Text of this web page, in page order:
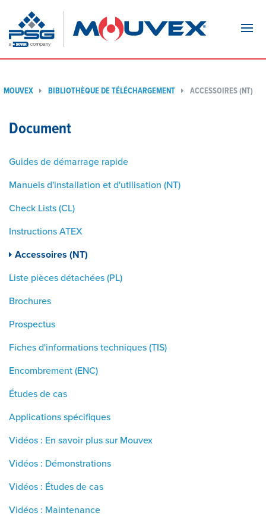
MOUVEX BIBLIOTHÈQUE DE TÉLÉCHARGEMENT ACCESSOIRES (NT)
Document
Guides de démarrage rapide
Manuels d'installation et d'utilisation (NT)
Check Lists (CL)
Instructions ATEX
Accessoires (NT)
Liste pièces détachées (PL)
Brochures
Prospectus
Fiches d'informations techniques (TIS)
Encombrement (ENC)
Études de cas
Applications spécifiques
Vidéos : En savoir plus sur Mouvex
Vidéos : Démonstrations
Vidéos : Études de cas
Vidéos : Maintenance